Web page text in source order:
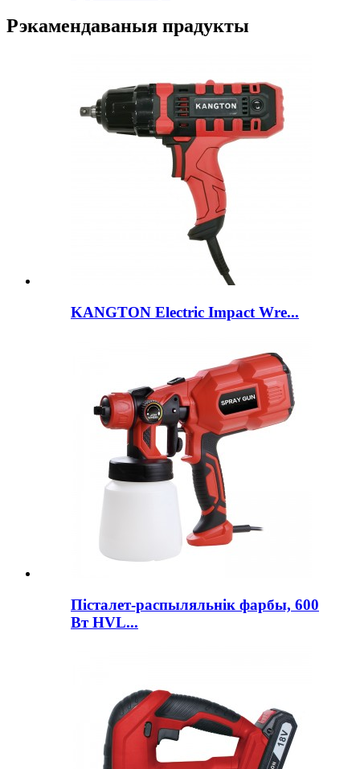
Рэкамендаваныя прадукты
KANGTON Electric Impact Wre...
Пісталет-распыляльнік фарбы, 600
Вт HVL...